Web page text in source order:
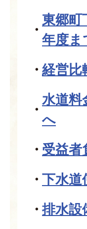
東郷町
年度ま
経営比
水道料
へ
受益者
下水道
排水設